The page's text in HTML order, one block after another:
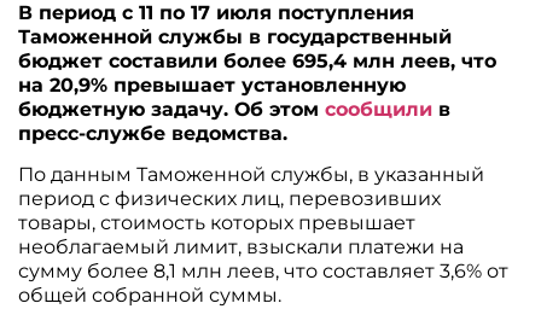
В период с 11 по 17 июля поступления
Таможенной службы в государственный
бюджет составили более 695,4 млн леев, что
на 20,9% превышает установленную
бюджетную задачу. Об этомсообщили в
пресс-службе ведомства.
По данным Таможенной службы, в указанный
период с физических лиц, перевозивших
товары, стоимость которых превышает
необлагаемый лимит, взыскали платежи на
сумму более 8,1 млн леев, что составляет 3,6% от
общей собранной суммы.